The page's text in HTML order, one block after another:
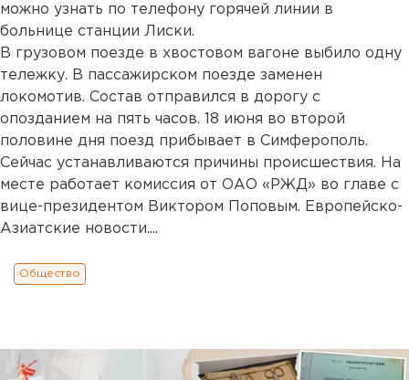
можно узнать по телефону горячей линии в
больнице станции Лиски.
В грузовом поезде в хвостовом вагоне выбило одну
тележку. В пассажирском поезде заменен
локомотив. Состав отправился в дорогу с
опозданием на пять часов. 18 июня во второй
половине дня поезд прибывает в Симферополь.
Сейчас устанавливаются причины происшествия. На
месте работает комиссия от ОАО «РЖД» во главе с
вице-президентом Виктором Поповым. Европейско-
Азиатские новости....
Общество